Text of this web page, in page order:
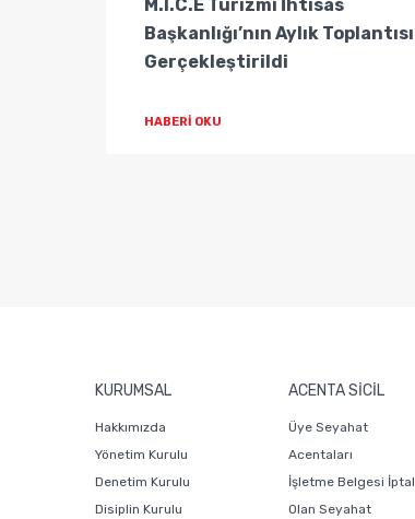
M.I.C.E Turizmi İhtisas
Başkanlığı’nın Aylık Toplantısı
Gerçekleştirildi
HABERİ OKU
KURUMSAL
Hakkımızda
Yönetim Kurulu
Denetim Kurulu
Disiplin Kurulu
ACENTA SİCİL
Üye Seyahat
Acentaları
İşletme Belgesi İptal
Olan Seyahat